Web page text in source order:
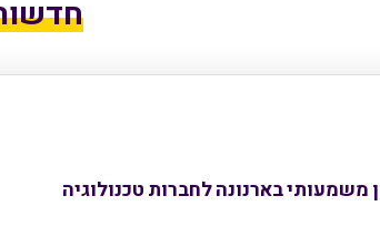
משמעותי בארנונה לחברות טכנולוגיה